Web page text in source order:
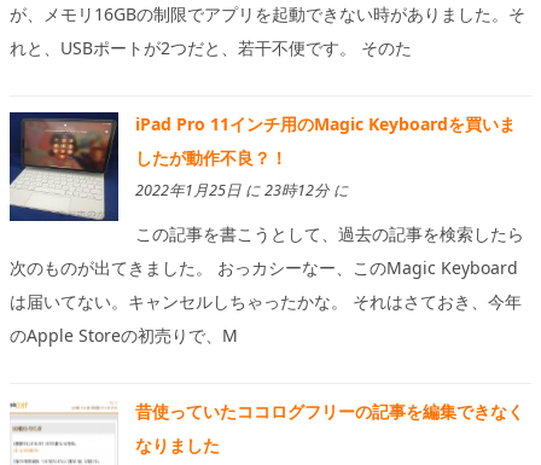
が、メモリ16GBの制限でアプリを起動できない時がありました。そ
れと、USBポートが2つだと、若干不便です。 そのた
iPad Pro 11インチ用のMagic Keyboardを買いま
したが動作不良？！
2022年1月25日 に 23時12分 に
この記事を書こうとして、過去の記事を検索したら
次のものが出てきました。 おっカシーなー、このMagic Keyboard
は届いてない。キャンセルしちゃったかな。 それはさておき、今年
のApple Storeの初売りで、M
昔使っていたココログフリーの記事を編集できなく
なりました